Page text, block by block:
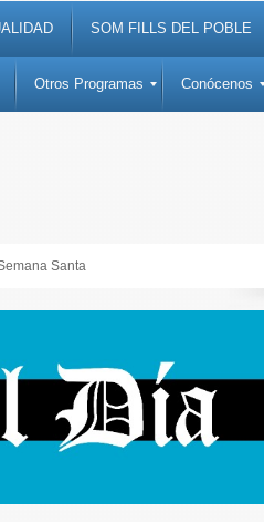
SOM FILLS DEL POBLE
Otros Programas Conócenos